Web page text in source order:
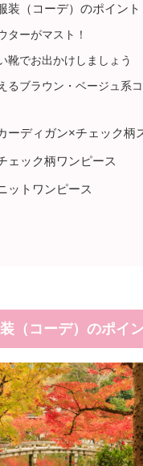
装（コーデ）のポイント
ターがマスト！
靴でお出かけしましょう
るブラウン・ベージュ系
ーディガン×チェック柄
ェック柄ワンピース
ットワンピース
（コーデ）のポイ